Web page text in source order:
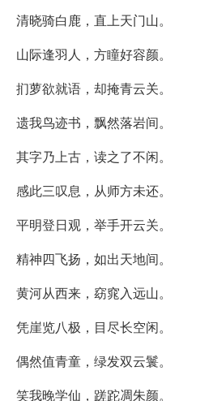
清晓骑白鹿，直上天门山。
山际逢羽人，方瞳好容颜。
扪萝欲就语，却掩青云关。
遗我鸟迹书，飘然落岩间。
其字乃上古，读之了不闲。
感此三叹息，从师方未还。
平明登日观，举手开云关。
精神四飞扬，如出天地间。
黄河从西来，窈窕入远山。
凭崖览八极，目尽长空闲。
偶然值青童，绿发双云鬟。
笑我晚学仙，蹉跎凋朱颜。